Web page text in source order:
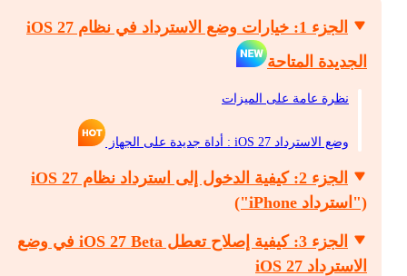
الجزء 1: خيارات وضع الاسترداد في نظام iOS 27
الجديدة المتاحة
نظرة عامة على الميزات
وضع الاسترداد iOS 27 : أداة جديدة على الجهاز
الجزء 2: كيفية الدخول إلى استرداد نظام iOS 27
("استرداد iPhone")
الجزء 3: كيفية إصلاح تعطل iOS 27 Beta في وضع
الاسترداد iOS 27